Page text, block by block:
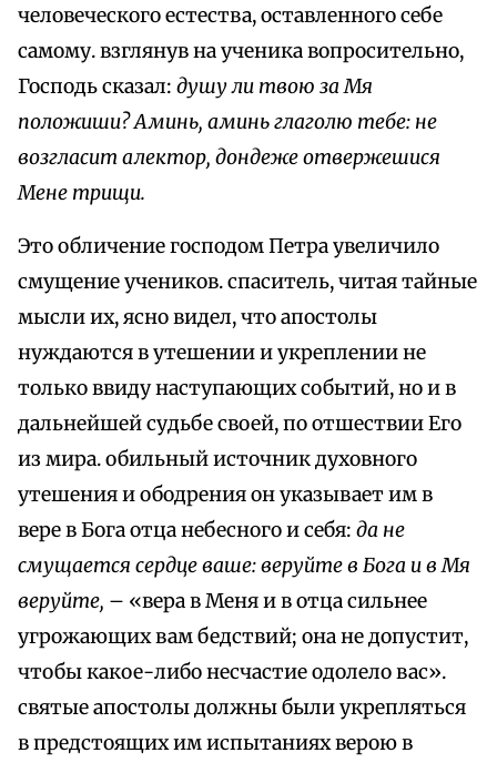
человеческого естества, оставленного себе
самому. взглянув на ученика вопросительно,
Господь сказал: душу ли твою за Мя
положиши? Аминь, аминь глаголю тебе: не
возгласит алектор, дондеже отвержешися
Мене трищи.
Это обличение господом Петра увеличило
смущение учеников. спаситель, читая тайные
мысли их, ясно видел, что апостолы
нуждаются в утешении и укреплении не
только ввиду наступающих событий, но и в
дальнейшей судьбе своей, по отшествии Его
из мира. обильный источник духовного
утешения и ободрения он указывает им в
вере в Бога отца небесного и себя: да не
смущается сердце ваше: веруйте в Бога и в Мя
веруйте, – «вера в Меня и в отца сильнее
угрожающих вам бедствий; она не допустит,
чтобы какое-либо несчастие одолело вас».
святые апостолы должны были укрепляться
в предстоящих им испытаниях верою в